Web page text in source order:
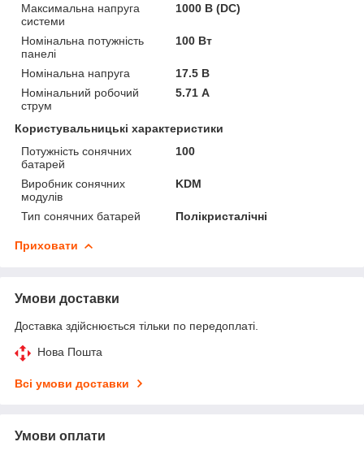
Максимальна напруга
системи
1000 В (DC)
Номінальна потужність
панелі
100 Вт
Номінальна напруга
17.5 В
Номінальний робочий
струм
5.71 А
Користувальницькі характеристики
Потужність сонячних
батарей
100
Виробник сонячних
модулів
KDM
Тип сонячних батарей Полікристалічні
Приховати
Умови доставки
Доставка здійснюється тільки по передоплаті.
Нова Пошта
Всі умови доставки
Умови оплати